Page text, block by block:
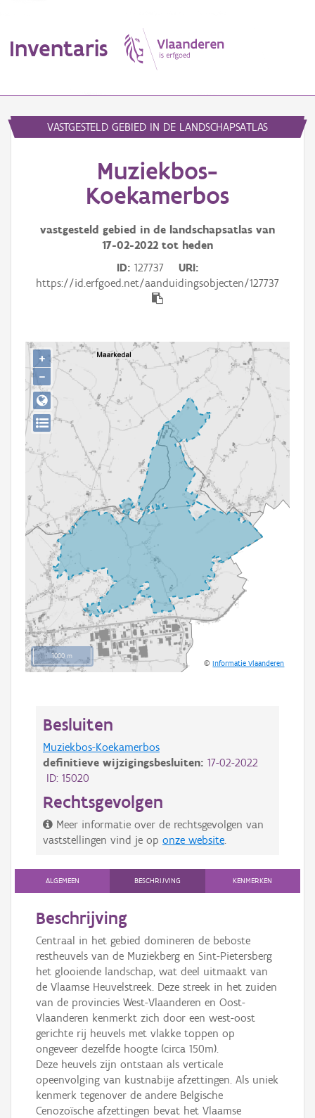
Inventaris
Aanduidingsobject
Waarneming
Gebeurtenis
Downloads
Hergebruik
Aanmelden
VASTGESTELD GEBIED IN DE LANDSCHAPSATLAS
Muziekbos-
Koekamerbos
vastgesteld gebied in de landschapsatlas van
17-02-2022 tot heden
ID 127737
URI
https://id.erfgoed.net/aanduidingsobjecten/127737
1000 m
©Informatie Vlaanderen
+
−
Besluiten
Muziekbos-Koekamerbos
definitieve wijzigingsbesluiten: 17-02-2022
ID: 15020
Rechtsgevolgen
Meer informatie over de rechtsgevolgen van
vaststellingen vind je op onze website
ALGEMEEN BESCHRIJVING KENMERKEN
Beschrijving
Centraal in het gebied domineren de beboste
restheuvels van de Muziekberg en Sint-Pietersberg
het glooiende landschap, wat deel uitmaakt van
de Vlaamse Heuvelstreek. Deze streek in het zuiden
van de provincies West-Vlaanderen en Oost-
Vlaanderen kenmerkt zich door een west-oost
gerichte rij heuvels met vlakke toppen op
ongeveer dezelfde hoogte (circa 150m).
Deze heuvels zijn ontstaan als verticale
opeenvolging van kustnabije afzettingen. Als uniek
kenmerk tegenover de andere Belgische
Cenozoïsche afzettingen bevat het Vlaamse